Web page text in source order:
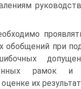
обобщений при
рамок и
их